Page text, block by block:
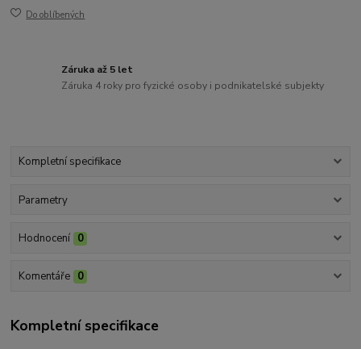
Do oblíbených
Záruka až 5 let
Záruka 4 roky pro fyzické osoby i podnikatelské subjekty
Kompletní specifikace
Parametry
Hodnocení 0
Komentáře 0
Kompletní specifikace